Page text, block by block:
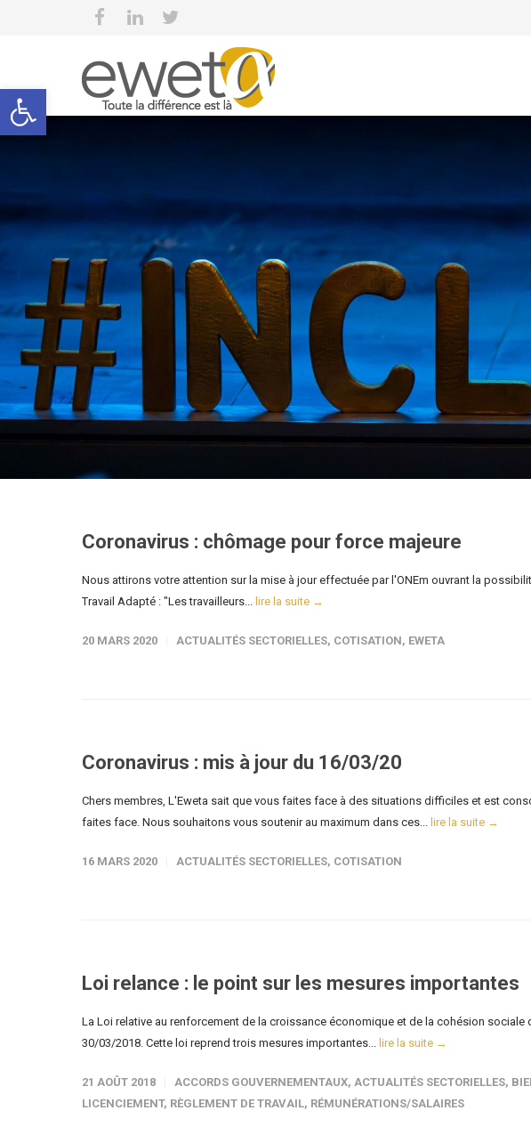
Open toolbar
Coronavirus : chômage pour force majeure
Nous attirons votre attention sur la mise à jour effectuée par l'ONEm ouvrant la
Travail Adapté : "Les travailleurs... lire la suite →
20 MARS 2020 ACTUALITÉS SECTORIELLES, COTISATION, EWETA
Coronavirus : mis à jour du 16/03/20
Chers membres, L'Eweta sait que vous faites face à des situations difficiles et est
faites face. Nous souhaitons vous soutenir au maximum dans ces... lire la suite →
16 MARS 2020 ACTUALITÉS SECTORIELLES, COTISATION
Loi relance : le point sur les mesures importantes
La Loi relative au renforcement de la croissance économique et de la cohésion sociale
30/03/2018. Cette loi reprend trois mesures importantes... lire la suite →
21 AOÛT 2018 ACCORDS GOUVERNEMENTAUX, ACTUALITÉS SECTORIELLES,
LICENCIEMENT, RÈGLEMENT DE TRAVAIL, RÉMUNÉRATIONS/SALAIRES